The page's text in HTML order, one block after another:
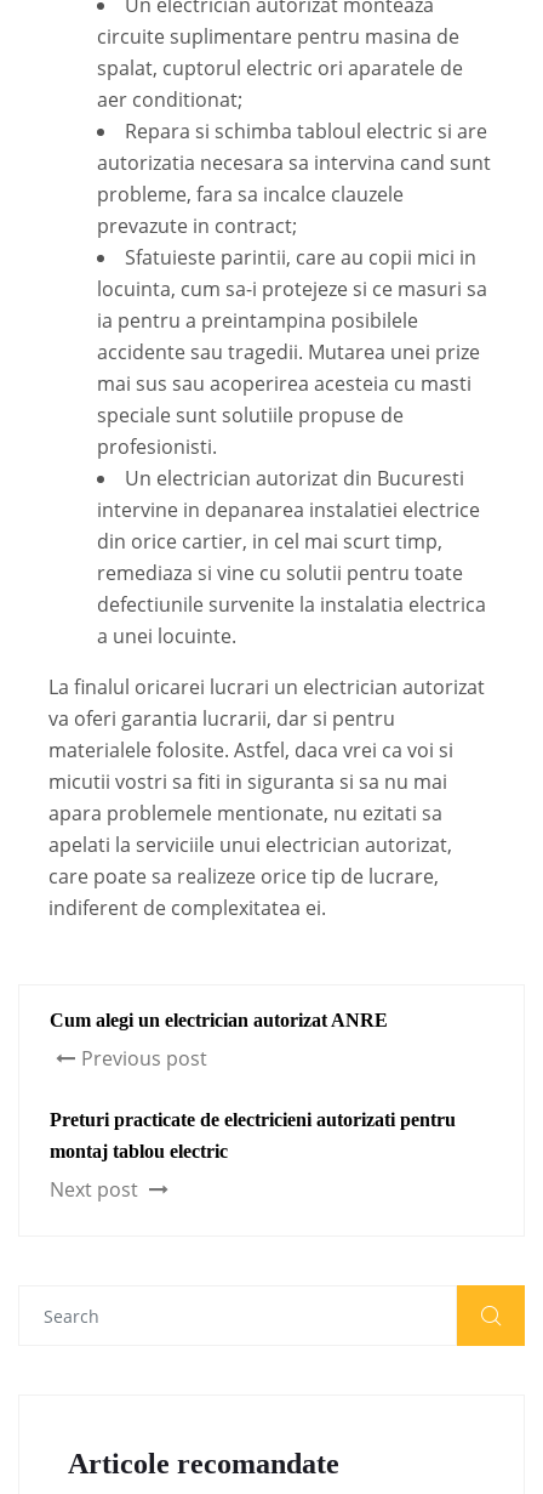
circuite suplimentare pentru masina de
spalat, cuptorul electric ori aparatele de
aer conditionat;
Repara si schimba tabloul electric si are
autorizatia necesara sa intervina cand sunt
probleme, fara sa incalce clauzele
prevazute in contract;
Sfatuieste parintii, care au copii mici in
locuinta, cum sa-i protejeze si ce masuri sa
ia pentru a preintampina posibilele
accidente sau tragedii. Mutarea unei prize
mai sus sau acoperirea acesteia cu masti
speciale sunt solutiile propuse de
profesionisti.
Un electrician autorizat din Bucuresti
intervine in depanarea instalatiei electrice
din orice cartier, in cel mai scurt timp,
remediaza si vine cu solutii pentru toate
defectiunile survenite la instalatia electrica
a unei locuinte.
La finalul oricarei lucrari un electrician autorizat
va oferi garantia lucrarii, dar si pentru
materialele folosite. Astfel, daca vrei ca voi si
micutii vostri sa fiti in siguranta si sa nu mai
apara problemele mentionate, nu ezitati sa
apelati la serviciile unui electrician autorizat,
care poate sa realizeze orice tip de lucrare,
indiferent de complexitatea ei.
Cum alegi un electrician autorizat ANRE
Previous post
Preturi practicate de electricieni autorizati pentru
montaj tablou electric
Next post
Articole recomandate